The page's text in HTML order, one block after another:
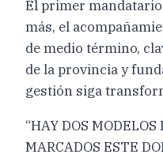
El primer
más, el
de medio término,
de la provincia y
gestión siga
“HAY DOS
MARCADOS ESTE